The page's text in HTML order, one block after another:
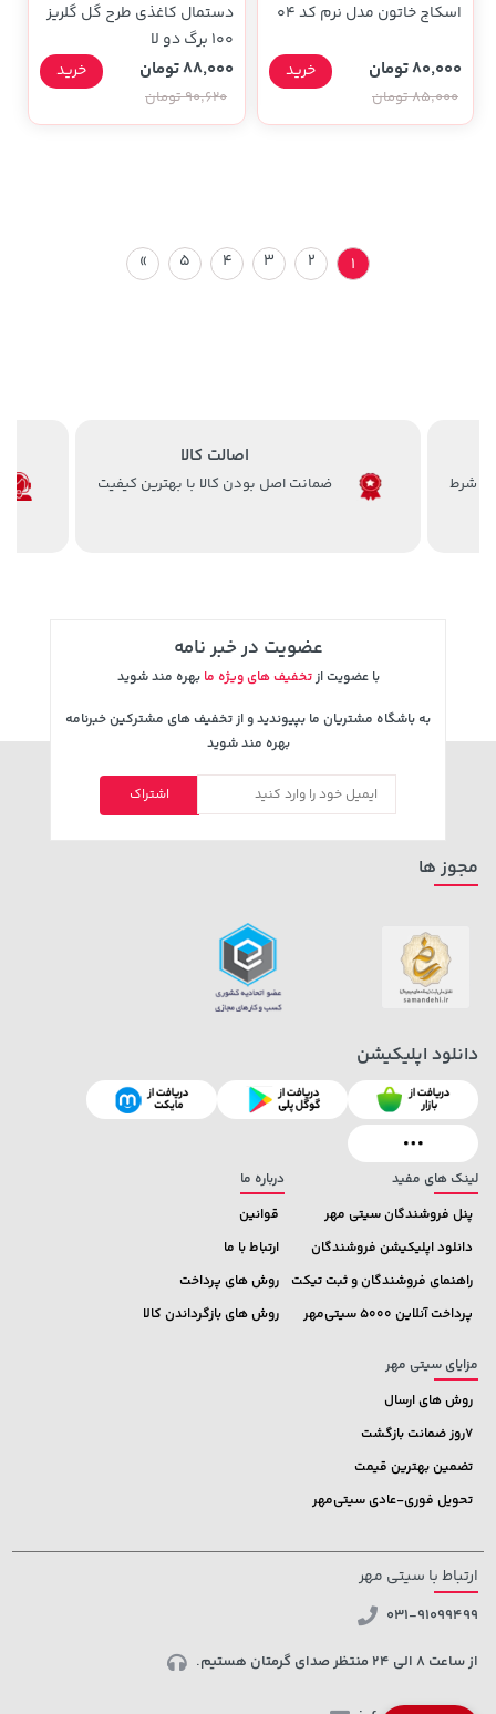
اسکاچ خاتون مدل نرم کد 04
80,000 تومان
85,000 تومان
خرید
دستمال کاغذی طرح گل گلریز
100 برگ دو لا
88,000 تومان
90,620 تومان
خرید
1
2
3
4
5
»
اصالت کالا
ضمانت اصل بودن کالا با بهترین کیفیت
عضویت در خبر نامه
با عضویت ازتخفیف های ویژه ما بهره مند شوید
به باشگاه مشتریان ما بپیوندید و از تخفیف های مشترکین خبرنامه
بهره مند شوید
اشتراک
لینک های مفید
پنل فروشندگان سیتی مهر
دانلود اپلیکیشن فروشندگان
راهنمای فروشندگان و ثبت تیکت
پرداخت آنلاین 5000 سیتی‌مهر
درباره ما
قوانین
ارتباط با ما
روش های پرداخت
روش های بازگرداندن کالا
مزایای سیتی مهر
روش های ارسال
7روز ضمانت بازگشت
تضمین بهترین قیمت
تحویل فوری-عادی سیتی‌مهر
مجوز ها
دانلود اپلیکیشن
ارتباط با سیتی مهر
031-91099499
از ساعت 8 الی 24 منتظر صدای گرمتان هستیم.